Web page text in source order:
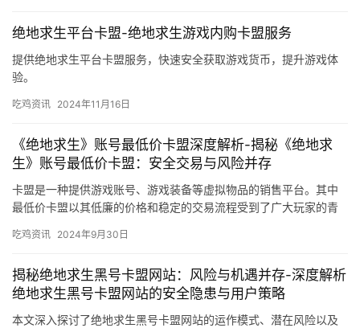
绝地求生平台卡盟-绝地求生游戏内购卡盟服务
提供绝地求生平台卡盟服务，快速安全获取游戏货币，提升游戏体
验。
吃鸡资讯 2024年11月16日
《绝地求生》账号最低价卡盟深度解析-揭秘《绝地求
生》账号最低价卡盟：安全交易与风险并存
卡盟是一种提供游戏账号、游戏装备等虚拟物品的销售平台。其中
最低价卡盟以其低廉的价格和稳定的交易流程受到了广大玩家的青
吃鸡资讯 2024年9月30日
揭秘绝地求生黑号卡盟网站：风险与机遇并存-深度解析
绝地求生黑号卡盟网站的安全隐患与用户策略
本文深入探讨了绝地求生黑号卡盟网站的运作模式、潜在风险以及